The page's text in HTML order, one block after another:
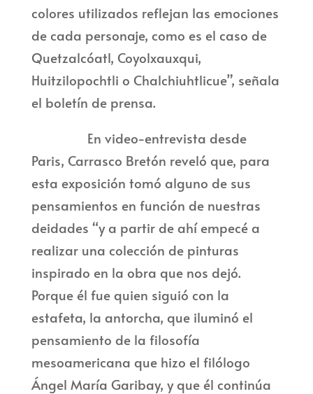
colores utilizados reflejan las emociones
de cada personaje, como es el caso de
Quetzalcóatl, Coyolxauxqui,
Huitzilopochtli o Chalchiuhtlicue”, señala
el boletín de prensa.
En video-entrevista desde
Paris, Carrasco Bretón reveló que, para
esta exposición tomó alguno de sus
pensamientos en función de nuestras
deidades “y a partir de ahí empecé a
realizar una colección de pinturas
inspirado en la obra que nos dejó.
Porque él fue quien siguió con la
estafeta, la antorcha, que iluminó el
pensamiento de la filosofía
mesoamericana que hizo el filólogo
Ángel María Garibay, y que él continúa